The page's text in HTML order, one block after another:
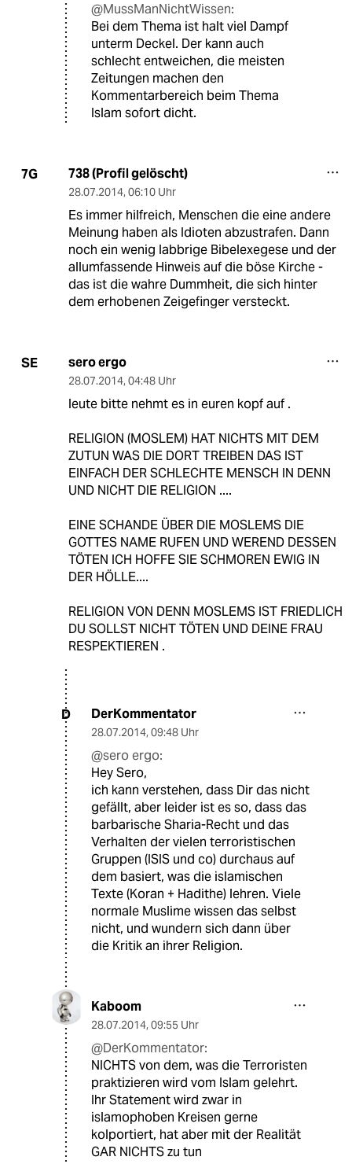
@MussManNichtWissen:
Bei dem Thema ist halt viel Dampf
unterm Deckel. Der kann auch
schlecht entweichen, die meisten
Zeitungen machen den
Kommentarbereich beim Thema
Islam sofort dicht.
7G 738 (Profil gelöscht)
28.07.2014, 06:10 Uhr
Es immer hilfreich, Menschen die eine andere
Meinung haben als Idioten abzustrafen. Dann
noch ein wenig labbrige Bibelexegese und der
allumfassende Hinweis auf die böse Kirche -
das ist die wahre Dummheit, die sich hinter
dem erhobenen Zeigefinger versteckt.
SE sero ergo
28.07.2014, 04:48 Uhr
leute bitte nehmt es in euren kopf auf .
RELIGION (MOSLEM) HAT NICHTS MIT DEM
ZUTUN WAS DIE DORT TREIBEN DAS IST
EINFACH DER SCHLECHTE MENSCH IN DENN
UND NICHT DIE RELIGION ....
EINE SCHANDE ÜBER DIE MOSLEMS DIE
GOTTES NAME RUFEN UND WEREND DESSEN
TÖTEN ICH HOFFE SIE SCHMOREN EWIG IN
DER HÖLLE....
RELIGION VON DENN MOSLEMS IST FRIEDLICH
DU SOLLST NICHT TÖTEN UND DEINE FRAU
RESPEKTIEREN .
D DerKommentator
28.07.2014, 09:48 Uhr
@sero ergo:
Hey Sero,
ich kann verstehen, dass Dir das nicht
gefällt, aber leider ist es so, dass das
barbarische Sharia-Recht und das
Verhalten der vielen terroristischen
Gruppen (ISIS und co) durchaus auf
dem basiert, was die islamischen
Texte (Koran + Hadithe) lehren. Viele
normale Muslime wissen das selbst
nicht, und wundern sich dann über
die Kritik an ihrer Religion.
Kaboom
28.07.2014, 09:55 Uhr
@DerKommentator:
NICHTS von dem, was die Terroristen
praktizieren wird vom Islam gelehrt.
Ihr Statement wird zwar in
islamophoben Kreisen gerne
kolportiert, hat aber mit der Realität
GAR NICHTS zu tun